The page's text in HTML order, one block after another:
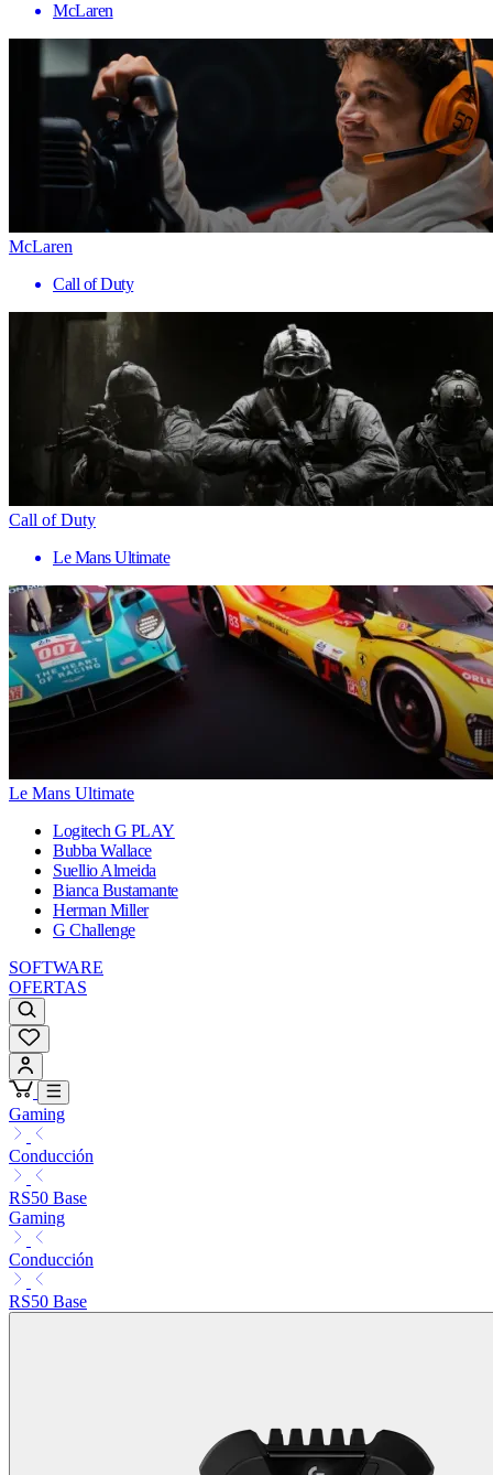
McLaren
McLaren
Call of Duty
Call of Duty
Le Mans Ultimate
Le Mans Ultimate
Logitech G PLAY
Bubba Wallace
Suellio Almeida
Bianca Bustamante
Herman Miller
G Challenge
SOFTWARE
OFERTAS
Gaming
Conducción
RS50 Base
Gaming
Conducción
RS50 Base